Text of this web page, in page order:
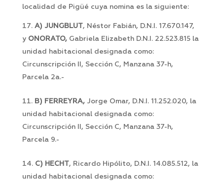
localidad de Pigüé cuya nomina es la siguiente:
A) JUNGBLUT, Néstor Fabián, D.N.I. 17.670.147,
y ONORATO, Gabriela Elizabeth D.N.I. 22.523.815 la
unidad habitacional designada como:
Circunscripción II, Sección C, Manzana 37-h,
Parcela 2a.-
B) FERREYRA,Jorge Omar, D.N.I. 11.252.020, la
unidad habitacional designada como:
Circunscripción II, Sección C, Manzana 37-h,
Parcela 9.-
C) HECHT, Ricardo Hipólito, D.N.I. 14.085.512, la
unidad habitacional designada como: